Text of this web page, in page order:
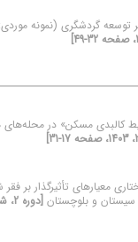
توسعه گردشگری (نمونه
معیارهای تأثیرگذار بر فقر
سیستان و بلوچستان